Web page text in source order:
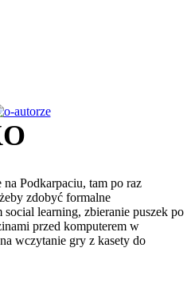
na Podkarpaciu, tam po raz
zdobyć formalne
social learning, zbieranie puszek po
przed komputerem w
wczytanie gry z kasety do